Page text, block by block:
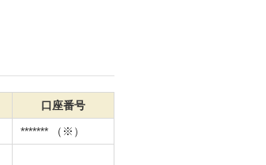
口座番号
******* （※）